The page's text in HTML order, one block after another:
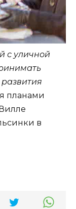
с уличной
планами
в